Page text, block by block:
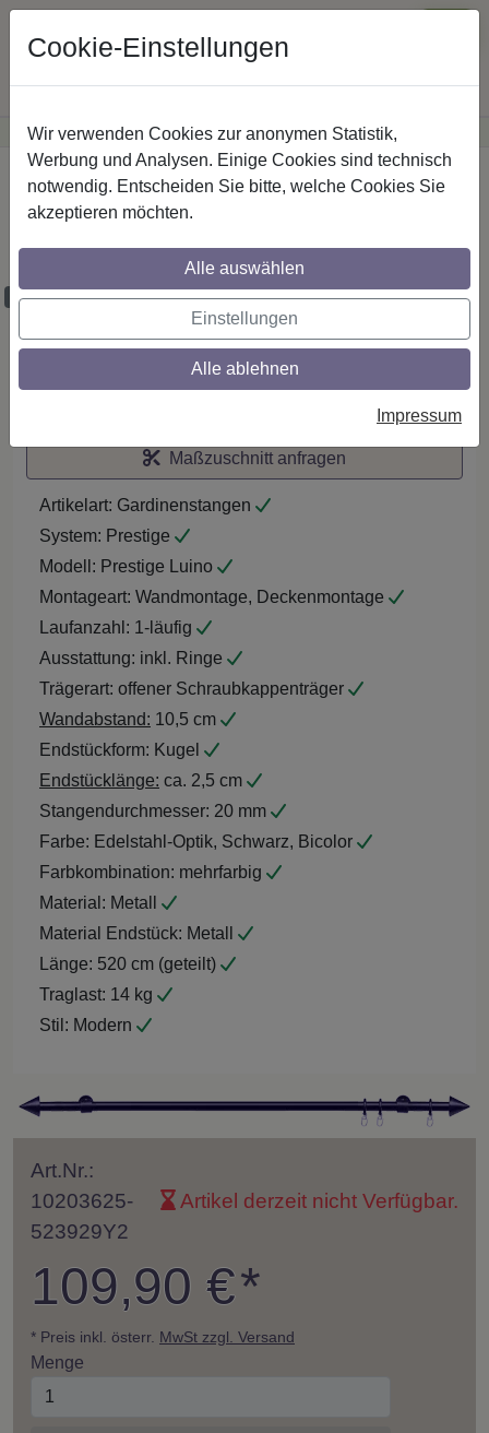
Günstige Versandkosteninnerhalb Österreichs· Sichere Zahlung
Startseite
Stilg. 20 mm 1-lfg. Prestige Luino 520 cm
Edelst.-O./Schwarz
Maßzuschnitt möglich
Maßzuschnitt anfragen
Artikelart: Gardinenstangen
System: Prestige
Modell: Prestige Luino
Montageart: Wandmontage, Deckenmontage
Laufanzahl: 1-läufig
Ausstattung: inkl. Ringe
Trägerart: offener Schraubkappenträger
Wandabstand: 10,5 cm
Endstückform: Kugel
Endstücklänge: ca. 2,5 cm
Stangendurchmesser: 20 mm
Farbe: Edelstahl-Optik, Schwarz, Bicolor
Farbkombination: mehrfarbig
Material: Metall
Material Endstück: Metall
Länge: 520 cm (geteilt)
Traglast: 14 kg
Stil: Modern
Art.Nr.:
10203625-
523929Y2
Artikel derzeit nicht Verfügbar.
109,90 €*
* Preis inkl. österr. MwSt zzgl. Versand
Menge
Cookie-Einstellungen
Wir verwenden Cookies zur anonymen Statistik,
Werbung und Analysen. Einige Cookies sind technisch
notwendig. Entscheiden Sie bitte, welche Cookies Sie
akzeptieren möchten.
Alle auswählen
Einstellungen
Alle ablehnen
Impressum